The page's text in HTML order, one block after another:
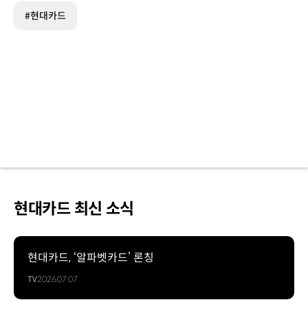
#현대카드
현대카드 최신 소식
현대카드, ‘알파벳카드’ 론칭
TV2026.07.07